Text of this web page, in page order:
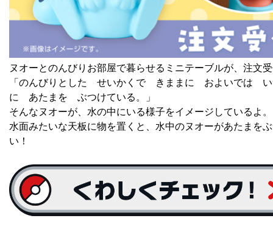
ヌオーとのんびりお部屋で暮らせるミニテーブルが、注文
「のんびりとした せいかくで きままに およいでは
に あたまを ぶつけている。」
そんなヌオーが、水の中にいる様子をイメージしているよ。
水面みたいな天板に物を置くと、水中のヌオーがあたまを
い！